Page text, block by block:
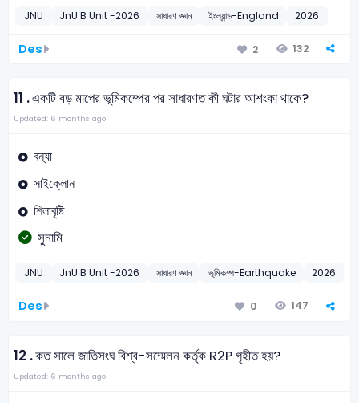
JNU JnU B Unit -2026 সাধারণ জ্ঞান ইংল্যান্ড-England 2026
Des 2 132
11 .একটি বড় মাপের ভূমিকম্পের পর সাধারণত কী ঘটার আশংকা থাকে?
Updated: 6 months ago
বন্যা
সাইক্লোন
শিলাবৃষ্টি
সুনামি
JNU JnU B Unit -2026 সাধারণ জ্ঞান ভূমিকম্প-Earthquake 2026
Des 0 147
12 .কত সালে জাতিসংঘ বিশ্ব-সম্মেলন কর্তৃক R2P গৃহীত হয়?
Updated: 6 months ago